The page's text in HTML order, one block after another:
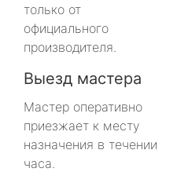
только от
официального
производителя.
Выезд мастера
Мастер оперативно
приезжает к месту
назначения в течении
часа.